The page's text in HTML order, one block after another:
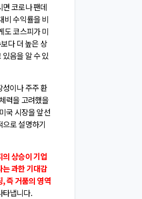
코로나 팬데
비 수익률을 비
도 코스피가 미
다 더 높은 상
음을 알 수 있
성이나 주주 환
력을 고려했을
국 시장을 앞선
로 설명하기
의 상승이 기업
과한 기대감
즉 거품의 영역
타냅니다.